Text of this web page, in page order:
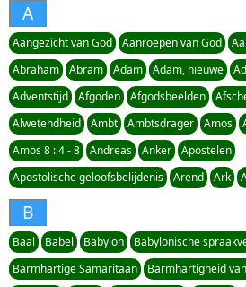
A
Aangezicht van God Aanroepen van God
Abraham
Abram Adam Adam, nieuwe
Adventstijd
Afgoden Afgodsbeelden
Alwetendheid
Ambt Ambtsdrager Amos
Amos 8 : 4 - 8
Andreas Anker
Apostelen
Apostolische geloofsbelijdenis
Arend Ark
B
Baal Babel Babylon
Babylonische
Barmhartige Samaritaan
Barmhartigheid